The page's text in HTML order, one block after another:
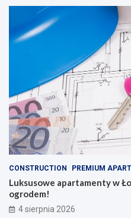
CONSTRUCTION PREMIUM
Luksusowe apartamenty w
ogrodem!
4 sierpnia 2026